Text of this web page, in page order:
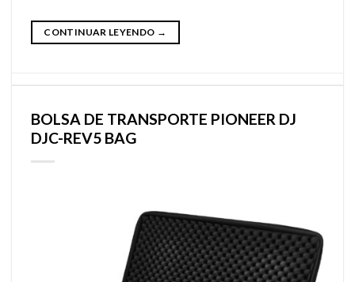
CONTINUAR LEYENDO →
BOLSA DE TRANSPORTE PIONEER DJ
DJC-REV5 BAG